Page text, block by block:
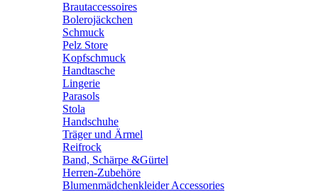
Brautaccessoires
Bolerojäckchen
Schmuck
Pelz Store
Kopfschmuck
Handtasche
Lingerie
Parasols
Stola
Handschuhe
Träger und Ärmel
Reifrock
Band, Schärpe &Gürtel
Herren-Zubehöre
Blumenmädchenkleider Accessories